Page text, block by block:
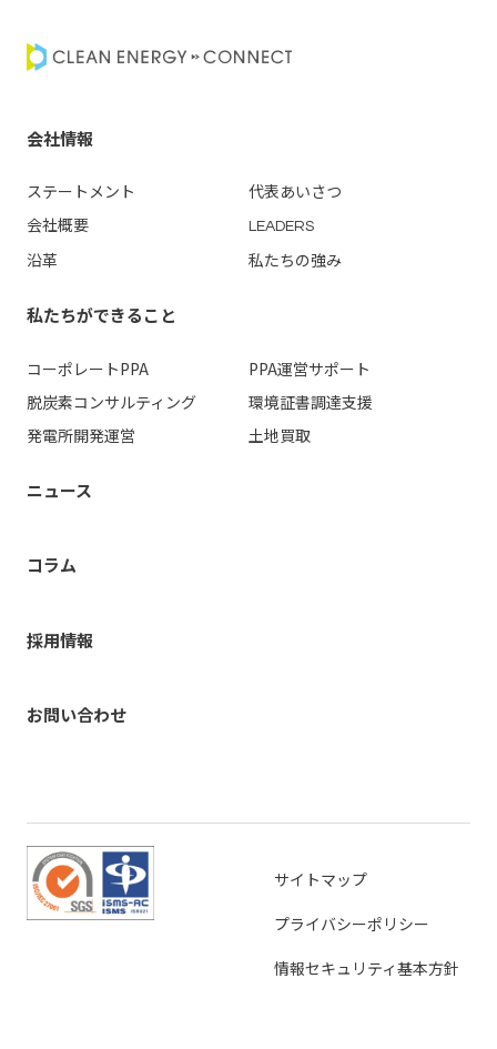
会社情報
ステートメント
代表あいさつ
会社概要
LEADERS
沿革 私たちの強み
私たちができること
コーポレートPPA PPA運営サポート
脱炭素コンサルティング
環境証書調達支援
発電所開発運営
土地買取
ニュース
コラム
採用情報
お問い合わせ
サイトマップ
プライバシーポリシー
情報セキュリティ基本方針